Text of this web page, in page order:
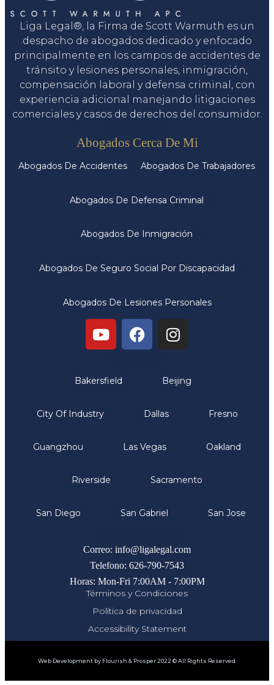
Liga Legal®, la Firma de Scott Warmuth es un
despacho de abogados dedicado y enfocado
principalmente en los campos de accidentes de
tránsito y lesiones personales, inmigración,
compensación laboral y defensa criminal, con
experiencia adicional manejando litigaciones
comerciales y casos de derechos del consumidor.
Abogados Cerca De Mi
Abogados De Accidentes Abogados De Trabajadores
Abogados De Defensa Criminal
Abogados De Inmigración
Abogados De Seguro Social Por Discapacidad
Abogados De Lesiones Personales
Bakersfield Beijing
City Of Industry Dallas Fresno
Guangzhou Las Vegas Oakland
Riverside Sacramento
San Diego San Gabriel San Jose
Correo: info@ligalegal.com
Telefono: 626-790-7543
Horas: Mon-Fri 7:00AM - 7:00PM
Términos y Condiciones
Política de privacidad
Accessibility Statement
Web Development by Flourish & Prosper 2022 © All Rights Reserved.